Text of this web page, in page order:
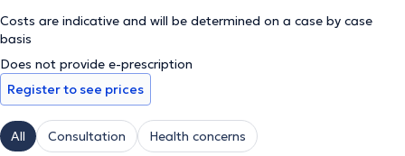
Costs are indicative and will be determined on a case by case
basis
Does not provide e-prescription
Register to see prices
All Consultation Health concerns